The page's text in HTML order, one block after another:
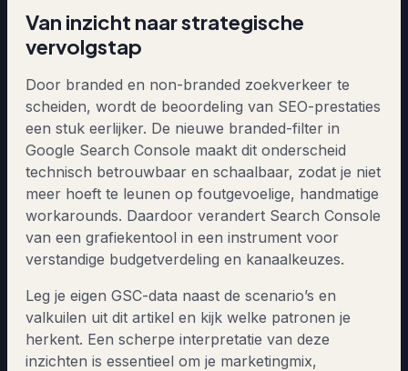
Van inzicht naar strategische
vervolgstap
Door branded en non-branded zoekverkeer te
scheiden, wordt de beoordeling van SEO-prestaties
een stuk eerlijker. De nieuwe branded-filter in
Google Search Console maakt dit onderscheid
technisch betrouwbaar en schaalbaar, zodat je niet
meer hoeft te leunen op foutgevoelige, handmatige
workarounds. Daardoor verandert Search Console
van een grafiekentool in een instrument voor
verstandige budgetverdeling en kanaalkeuzes.
Leg je eigen GSC-data naast de scenario’s en
valkuilen uit dit artikel en kijk welke patronen je
herkent. Een scherpe interpretatie van deze
inzichten is essentieel om je marketingmix,